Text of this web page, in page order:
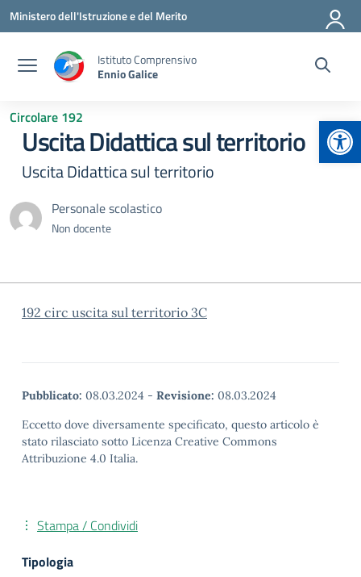
Vai ai contenuti
Vai al menu di navigazione
Vai al footer
Ministero dell'Istruzione e del Merito
Istituto Comprensivo
Ennio Galice
Circolare 192
Uscita Didattica sul territorio
Uscita Didattica sul territorio
Personale scolastico
Non docente
192 circ uscita sul territorio 3C
Pubblicato: 08.03.2024 - Revisione: 08.03.2024
Eccetto dove diversamente specificato, questo articolo è
stato rilasciato sotto Licenza Creative Commons
Attribuzione 4.0 Italia.
Stampa / Condividi
Tipologia